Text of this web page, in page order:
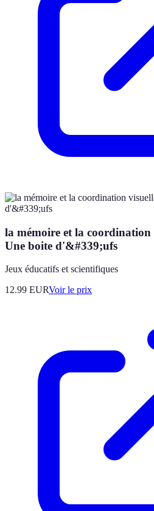
la mémoire et la coordination
Une boite d'&#339;ufs
Jeux éducatifs et scientifiques
12.99 EURVoir le prix